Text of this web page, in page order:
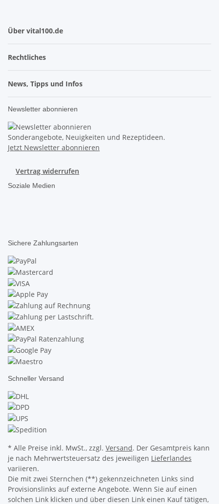
Über vital100.de
Rechtliches
News, Tipps und Infos
Newsletter abonnieren
Sonderangebote, Neuigkeiten und Rezeptideen.
Jetzt Newsletter abonnieren
Vertrag widerrufen
Soziale Medien
Sichere Zahlungsarten
Schneller Versand
* Alle Preise inkl. MwSt., zzgl. Versand. Der Gesamtpreis kann
je nach Mehrwertsteuersatz des jeweiligen Lieferlandes
variieren.
Die mit zwei Sternchen (**) gekennzeichneten Links sind
Provisionslinks auf externe Angebote. Wenn Sie auf einen
solchen Link klicken und über diesen Link einen Kauf tätigen,